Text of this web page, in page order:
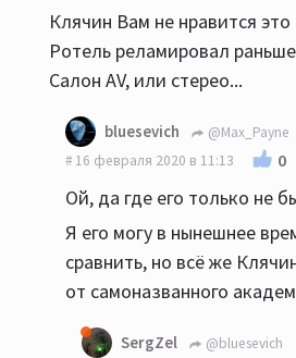
Клячин Вам не нравится
Ротель реламировал
Салон AV, или стерео...
bluesevich
@Max_Payne
16 февраля 2020 в 11:13
0
Ой, да где его только не
Я его могу в нынешнее
сравнить, но всё же
от самоназванного
SergZel
@bluesevich